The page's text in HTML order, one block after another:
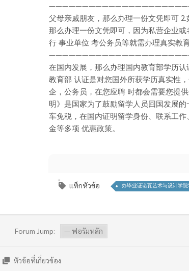
父母亲戚朋友，那么办理一份文凭即可
那么办理一份文凭即可，因为私营企业
行 事业单位 考公务员等就需办理真实教
在国内发展，那么办理国内教育部学历
教育部 认证是对您国外所获学历真实性
企，公务员，在您应聘 时都会需要您提
明》是国家为了鼓励留学人员回国发展
车免税，在国内证明留学身份、联系工
金等多项 优惠政策。
แท็กหัวข้อ 办毕业证诺瓦艺术与设计学院
Forum Jump:
หัวข้อที่เกี่ยวข้อง